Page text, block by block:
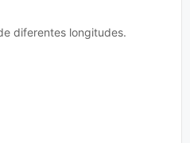
diferentes longitudes.